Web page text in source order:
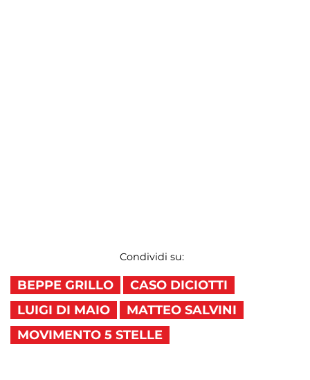
Condividi su:
BEPPE GRILLO
CASO DICIOTTI
LUIGI DI MAIO
MATTEO SALVINI
MOVIMENTO 5 STELLE